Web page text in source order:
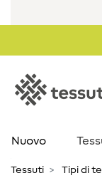
Nuovo
Tessuti Tipi di